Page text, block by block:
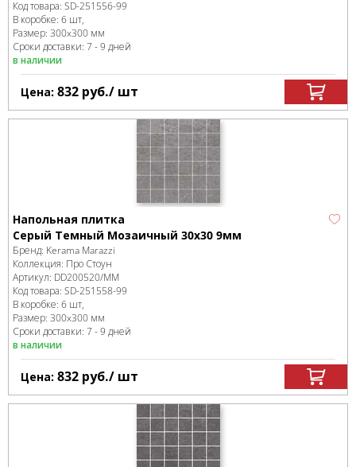
Код товара: SD-251556-99
В коробке: 6 шт,
Размер: 300x300 мм
Сроки доставки: 7 - 9 дней
в наличии
Цена: 832 руб./ шт
Напольная плитка
Серый Темный Мозаичный 30x30 9мм
Бренд: Kerama Marazzi
Коллекция: Про Стоун
Артикул: DD200520/MM
Код товара: SD-251558-99
В коробке: 6 шт,
Размер: 300x300 мм
Сроки доставки: 7 - 9 дней
в наличии
Цена: 832 руб./ шт